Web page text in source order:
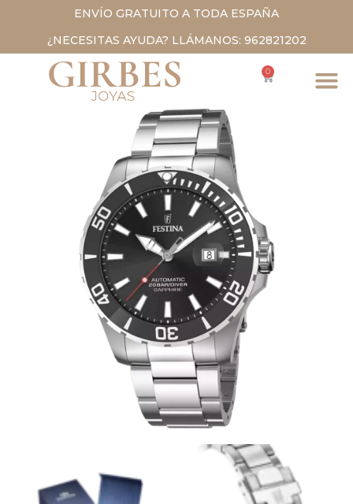
ENVÍO GRATUITO A TODA ESPAÑA
¿NECESITAS AYUDA? LLÁMANOS: 962821202
0